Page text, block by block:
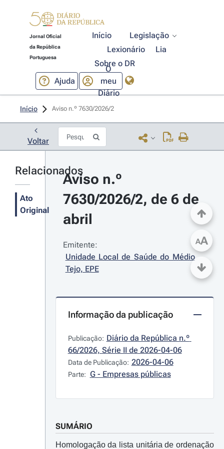
Jornal Oficial
da República
Portuguesa
Início
Legislação
Lexionário
Lia
Sobre o DR
Ajuda
O
meu
Diário
Início Aviso n.º 7630/2026/2
Voltar
Relacionados
Ato
Original
Aviso n.º
7630/2026/2, de 6 de
abril
Emitente:
Unidade Local de Saúde do Médio
Tejo, EPE
Informação da publicação
Publicação: Diário da República n.º
66/2026, Série II de 2026-04-06
Data de Publicação: 2026-04-06
Parte: G - Empresas públicas
SUMÁRIO
Homologação da lista unitária de ordenação
AA